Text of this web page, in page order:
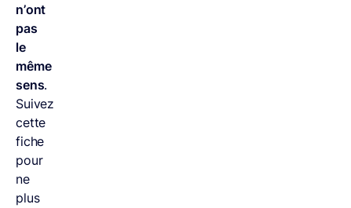
n’ont
pas
le
même
sens.
Suivez
cette
fiche
pour
ne
plus